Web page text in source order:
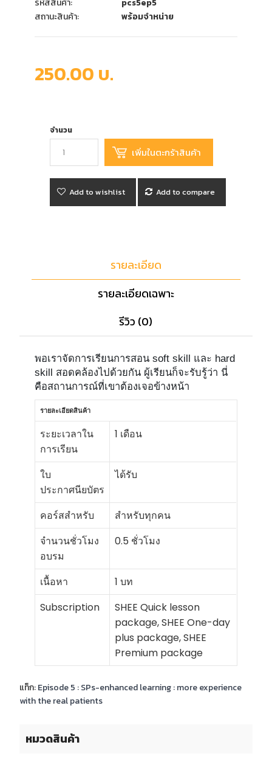
หมวดสินค้า
รหัสสินค้า:
pcs5ep5
สถานะสินค้า:
พร้อมจำหน่าย
250.00 บ.
จำนวน
Add to wishlist Add to compare
รายละเอียด
รายละเอียดเฉพาะ
รีวิว (0)
พอเราจัดการเรียนการสอน soft skill และ hard
skill สอดคล้องไปด้วยกัน ผู้เรียนก็จะรับรู้ว่า นี่
คือสถานการณ์ที่เขาต้องเจอข้างหน้า
รายละเอียดสินค้า
ระยะเวลาใน
การเรียน
1 เดือน
ใบ
ประกาศนียบัตร
ได้รับ
คอร์สสำหรับ
สำหรับทุกคน
จำนวนชั่วโมง
อบรม
0.5 ชั่วโมง
เนื้อหา
1 บท
Subscription
SHEE Quick lesson
package, SHEE One-day
plus package, SHEE
Premium package
แท็ก:Episode 5 : SPs-enhanced learning : more experience
with the real patients